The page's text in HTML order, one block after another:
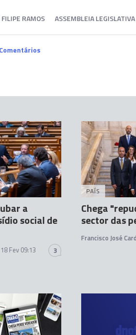
RAMOS ASSEMBLEIA LEGISLATIVA
Comentários
a
social de
18 Fev 09:13 3
PAÍS
Chega
sector das
Francisco José